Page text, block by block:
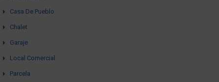
Casa De Pueblo
Chalet
Garaje
Local Comercial
Parcela